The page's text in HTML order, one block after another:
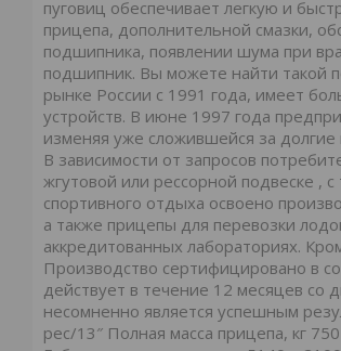
пуговиц обеспечивает легкую и
прицепа, дополнительной смазки,
подшипника, появлении шума при
подшипник. Вы можете найти такой
рынке России с 1991 года, имеет
устройств. В июне 1997 года
изменяя уже сложившейся за
В зависимости от запросов
жгутовой или рессорной подвеске ,
спортивного отдыха освоено
а также прицепы для перевозки
аккредитованных лабораториях.
Производство сертифицировано в
действует в течение 12 месяцев со
несомненно является успешным
рес/13″ Полная масса прицепа, кг